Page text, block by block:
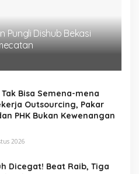
Pungli Dishub Bekasi
Bisa Semena-mena
Outsourcing, Pakar
PHK Bukan Kewenangan
2026
Dicegat! Beat Raib, Tiga